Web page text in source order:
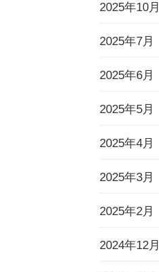
2025年10月
2025年7月
2025年6月
2025年5月
2025年4月
2025年3月
2025年2月
2024年12月